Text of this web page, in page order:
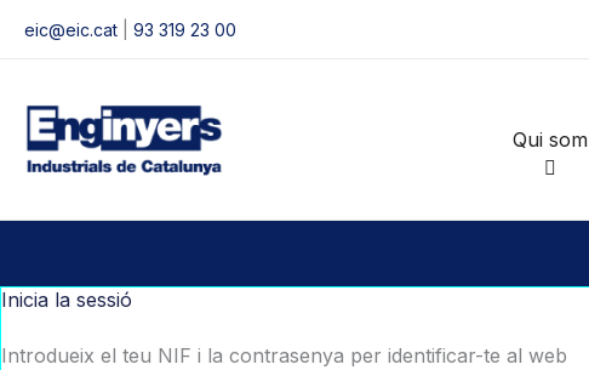
eic@eic.cat 93 319 23 00
Qui som
Inicia la sessió
Introdueix el teu NIF i la contrasenya per identificar-te al web